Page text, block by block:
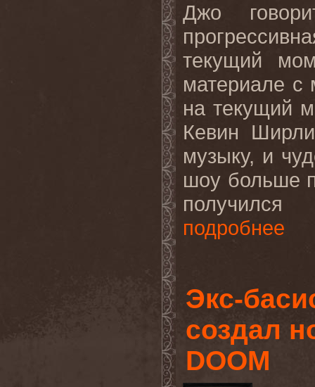
Джо
текущий
материале с
на текущий
Кевин
музыку, и
шоу больше
подробнее
Экс-
создал
DOOM